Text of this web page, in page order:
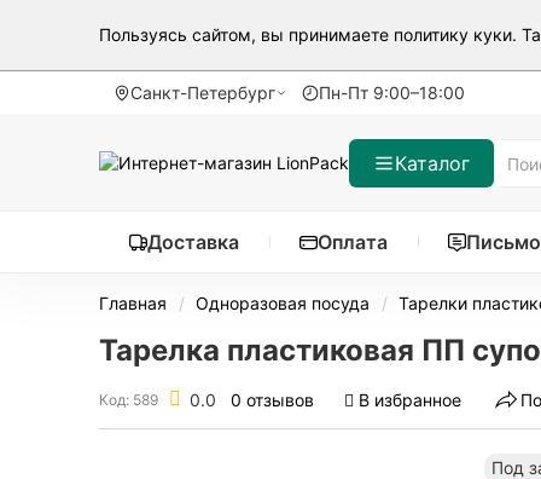
Пользуясь сайтом, вы принимаете политику куки.
Санкт-Петербург Пн-Пт 9:00–18:00
Каталог
Доставка Оплата
Главная Одноразовая посуда Тарелки
Тарелка пластиковая ПП
Код: 589 0.0 0 отзывов В избранное
Под